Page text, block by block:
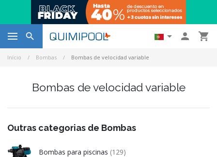
   
Início Bombas Bombas de velocidad variable
Bombas de velocidad variable
Outras categorias de Bombas
Bombas para piscinas (129)